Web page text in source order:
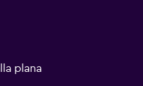
plana